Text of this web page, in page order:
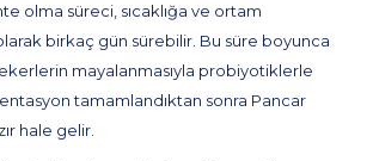
olma süreci, sıcaklığa ve ortam
birkaç gün sürebilir. Bu süre boyunca
mayalanmasıyla probiyotiklerle
tamamlandıktan sonra Pancar
hale gelir.